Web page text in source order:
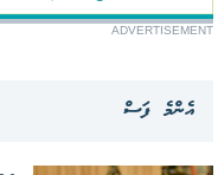
ADVERTISEMENT
އެންމެ ފަސް